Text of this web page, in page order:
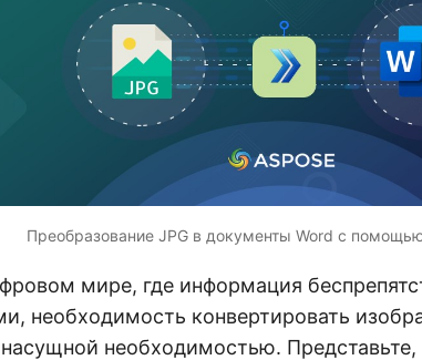
Преобразование JPG в документы Word с помощью
мире, где информация
необходимость конвертировать
необходимостью. Представьте,